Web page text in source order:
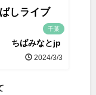
しライブ
千葉
ちばみなとjp
2024/3/3